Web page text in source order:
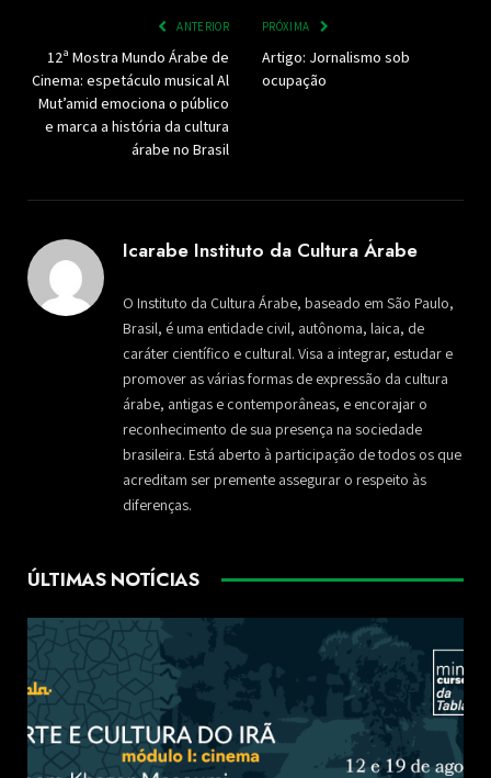
ANTERIOR
12ª Mostra Mundo Árabe de
Cinema: espetáculo musical Al
Mut’amid emociona o público
e marca a história da cultura
árabe no Brasil
PRÓXIMA
Artigo: Jornalismo sob
ocupação
Icarabe Instituto da Cultura Árabe
O Instituto da Cultura Árabe, baseado em São Paulo,
Brasil, é uma entidade civil, autônoma, laica, de
caráter científico e cultural. Visa a integrar, estudar e
promover as várias formas de expressão da cultura
árabe, antigas e contemporâneas, e encorajar o
reconhecimento de sua presença na sociedade
brasileira. Está aberto à participação de todos os que
acreditam ser premente assegurar o respeito às
diferenças.
ÚLTIMAS NOTÍCIAS